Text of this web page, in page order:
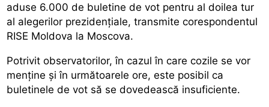
aduse 6.000 de buletine de vot pentru al doilea tur
al alegerilor prezidențiale, transmite corespondentul
RISE Moldova la Moscova.
Potrivit observatorilor, în cazul în care cozile se vor
menține și în următoarele ore, este posibil ca
buletinele de vot să se dovedească insuficiente.